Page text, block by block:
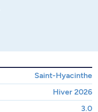
Saint-Hyacinthe
Hiver 2026
3.0